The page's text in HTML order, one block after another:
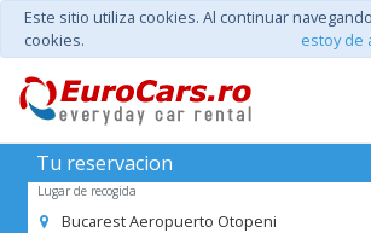
Este sitio utiliza cookies. Al continuar
cookies.
estoy de
Tu reservacion
Lugar de recogida
Bucarest Aeropuerto Otopeni